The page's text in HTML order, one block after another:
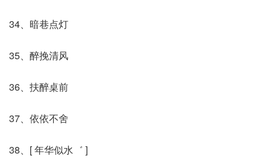
34、暗巷点灯
35、醉挽清风
36、扶醉桌前
37、依依不舍
38、[ 年华似水゛ ]